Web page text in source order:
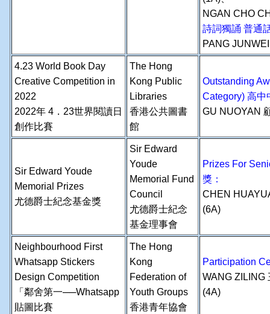
NGAN CHO
詩詞獨誦 普通
PANG
4.23 World Book Day
Creative Competition in
2022
2022年 4．23世界閱讀日
創作比賽
The Hong
Kong Public
Libraries
香港公共圖書
館
Outstanding
Category) 高中
GU NUOYAN
Sir Edward Youde
Memorial Prizes
尤德爵士紀念基金獎
Sir Edward
Youde
Memorial Fund
Council
尤德爵士紀念
基金理事會
Prizes For
獎：
CHEN
(6A)
Neighbourhood First
Whatsapp Stickers
Design Competition
「鄰舍第一──Whatsapp
貼圖比賽
The Hong
Kong
Federation of
Youth Groups
香港青年協會
Participation
WANG ZILING
(4A)